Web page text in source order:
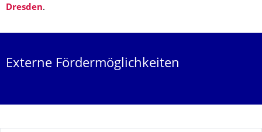
Dresden.
Externe Fördermöglichkeiten